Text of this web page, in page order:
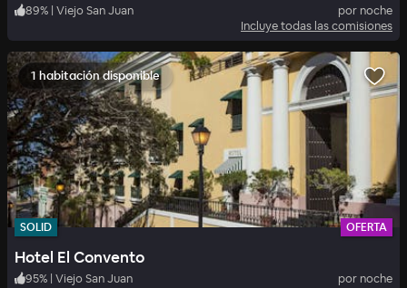
89% | Viejo San Juan
por noche
Incluye todas las comisiones
1 habitación disponible
SOLID OFERTA
Hotel El Convento
95% | Viejo San Juan
por noche